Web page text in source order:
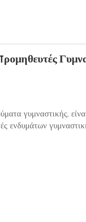
γυμναστικής,
ενδυμάτων
ρούχα, αλλά και
μεγάλη διαφορά στην